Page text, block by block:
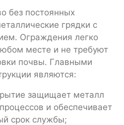
без постоянных
грядки с
Ограждения легко
месте и не требуют
почвы. Главными
являются:
защищает металл
и обеспечивает
срок службы;